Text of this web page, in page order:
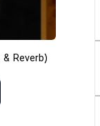
Reverb)